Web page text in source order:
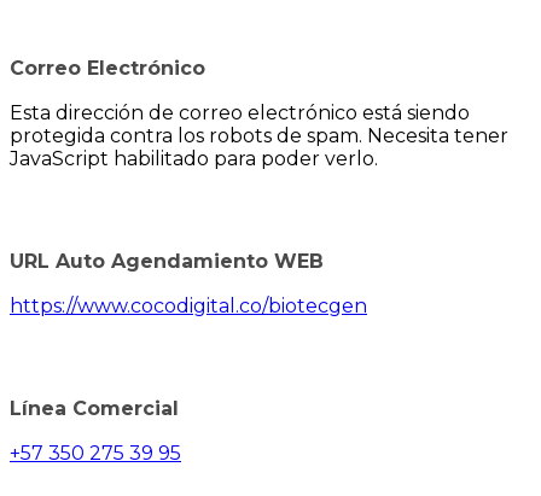
Correo Electrónico
Esta dirección de correo electrónico está siendo
protegida contra los robots de spam. Necesita tener
JavaScript habilitado para poder verlo.
URL Auto Agendamiento WEB
https://www.cocodigital.co/biotecgen
Línea Comercial
+57 350 275 39 95